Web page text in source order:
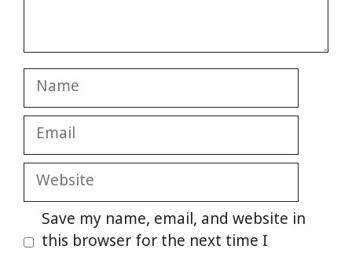
Name
Email
Website
Save my name, email, and website in
this browser for the next time I